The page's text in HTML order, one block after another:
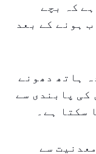
کہ بچے
ہونے کے بعد
ہاتھ دھونے
کی پابندی سے
سکتا ہے۔
سے